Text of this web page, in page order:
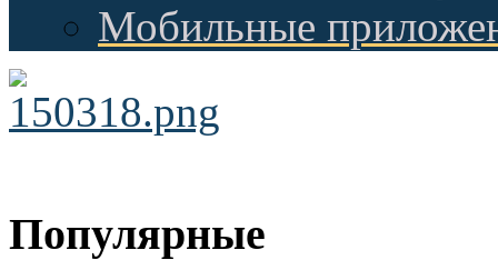
Мобильные
Популярные